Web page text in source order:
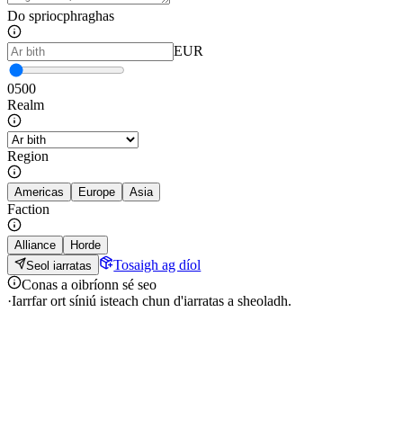
Do spriocphraghas
EUR
0500
Realm
Region
Americas Europe Asia
Faction
Alliance
Horde
Seol iarratas
Tosaigh ag díol
Conas a oibríonn sé seo
·Iarrfar ort síniú isteach chun d'iarratas a sheoladh.